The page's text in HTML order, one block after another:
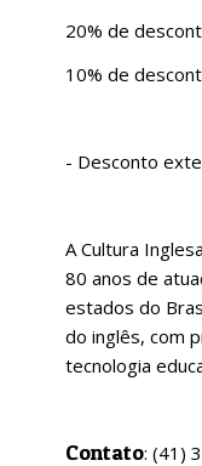
20% de
10% de
- Desconto
A Cultura
80 anos de
estados do
do inglês, com
tecnologia
Contato: (41)